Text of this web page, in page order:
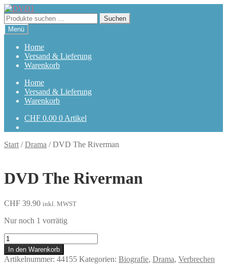
Zur
Navigation
springen
Zum
Inhalt
springen
Suchen
nach:
Suchen
Menü
Home
Versand & Lieferung
Warenkorb
Home
Versand & Lieferung
Warenkorb
CHF 0.00 0 Artikel
Start /Drama /DVD The Riverman
DVD The Riverman
CHF 39.90 inkl. MWST
Nur noch 1 vorrätig
The
Riverman
Menge
In den Warenkorb
Artikelnummer: 44155 Kategorien: Biografie, Drama, Verbrechen